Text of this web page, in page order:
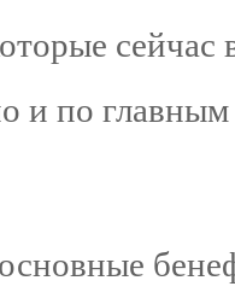
сейчас
и по